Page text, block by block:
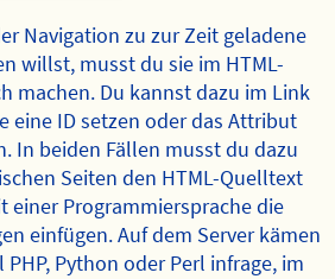
Navigation zu zur Zeit geladene
willst, musst du sie im HTML-
machen. Du kannst dazu im Link
eine ID setzen oder das Attribut
In beiden Fällen musst du dazu
Seiten den HTML-Quelltext
einer Programmiersprache die
einfügen. Auf dem Server kämen
Python oder Perl infrage, im